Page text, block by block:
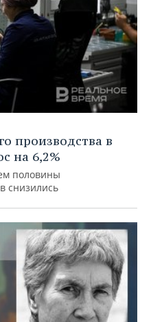
производства в
на 6,2%
половины
снизились